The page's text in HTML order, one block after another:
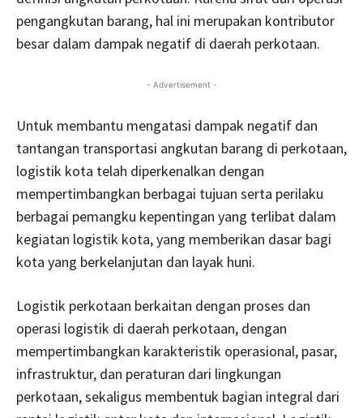
pengangkutan barang, hal ini merupakan kontributor
besar dalam dampak negatif di daerah perkotaan.
- Advertisement -
Untuk membantu mengatasi dampak negatif dan
tantangan transportasi angkutan barang di perkotaan,
logistik kota telah diperkenalkan dengan
mempertimbangkan berbagai tujuan serta perilaku
berbagai pemangku kepentingan yang terlibat dalam
kegiatan logistik kota, yang memberikan dasar bagi
kota yang berkelanjutan dan layak huni.
Logistik perkotaan berkaitan dengan proses dan
operasi logistik di daerah perkotaan, dengan
mempertimbangkan karakteristik operasional, pasar,
infrastruktur, dan peraturan dari lingkungan
perkotaan, sekaligus membentuk bagian integral dari